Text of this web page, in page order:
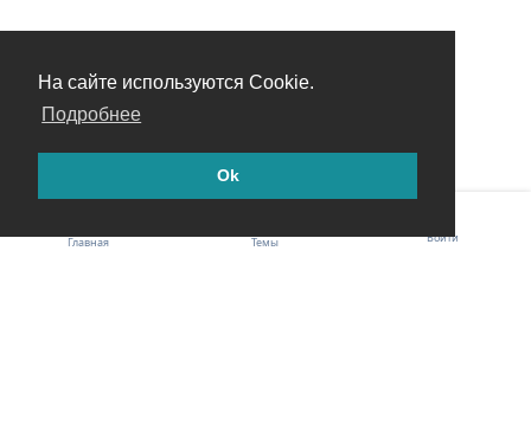
На сайте используются Cookie.
Подробнее
Ok
Главная Темы Войти